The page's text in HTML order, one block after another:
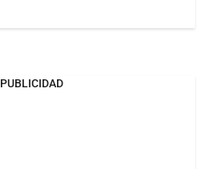
PUBLICIDAD